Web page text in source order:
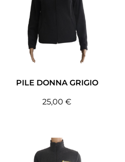
PILE DONNA GRIGIO
25,00 €